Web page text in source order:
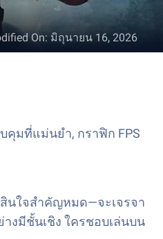
On: มิถุนายน 16, 2026
คุมที่แม่นยำ, กราฟิก FPS
สินใจสำคัญหมด—จะเจรจา
งมีชั้นเชิง ใครชอบเล่นบน